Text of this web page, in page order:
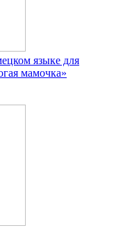
языке для
мамочка»